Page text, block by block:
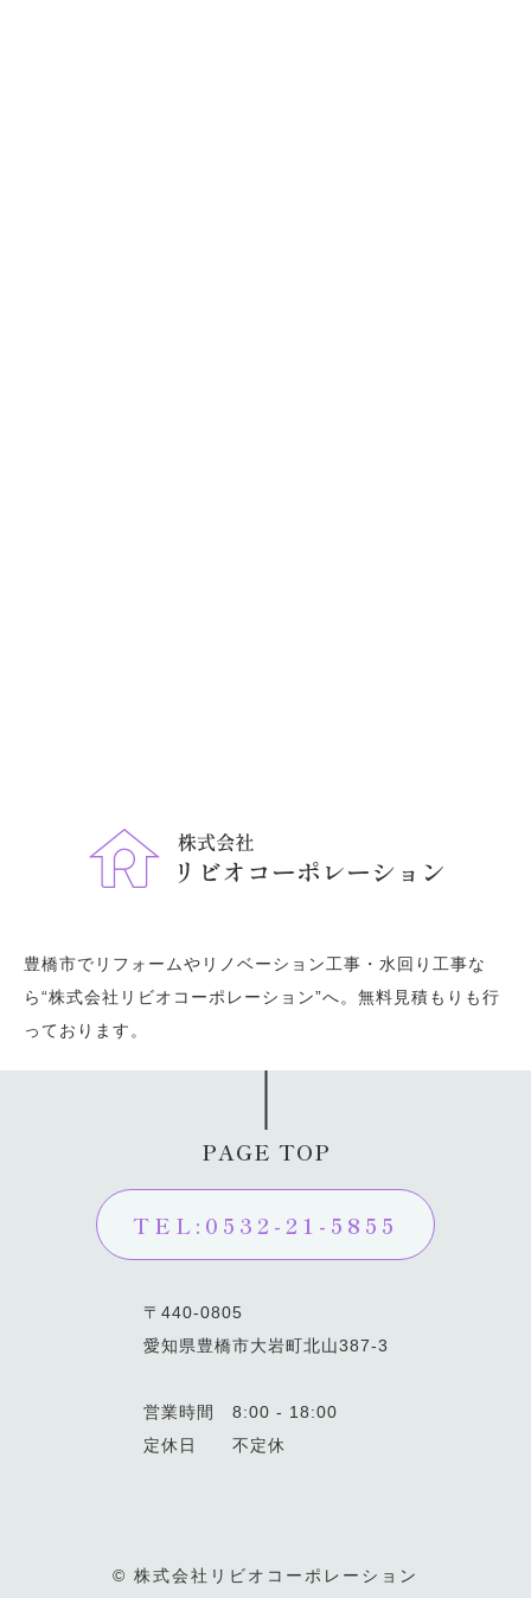
豊橋市でリフォームやリノベーション工事・水回り工事な
ら“株式会社リビオコーポレーション”へ。無料見積もりも行
っております。
PAGE TOP
TEL:0532-21-5855
〒440-0805
愛知県豊橋市大岩町北山387-3
営業時間 8:00 - 18:00
定休日 不定休
© 株式会社リビオコーポレーション